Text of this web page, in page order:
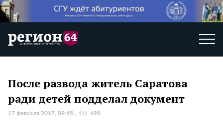
После развода житель Саратова
ради детей подделал документ
17 февраля 2017, 09:45 698